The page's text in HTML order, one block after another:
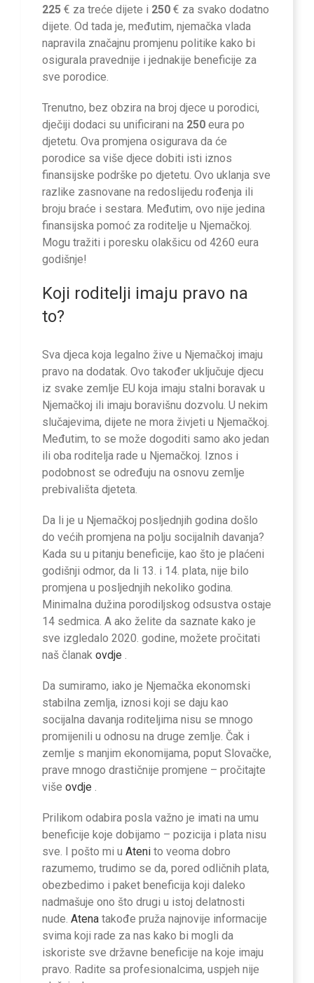
225 € za treće dijete i 250 € za svako dodatno
dijete. Od tada je, međutim, njemačka vlada
napravila značajnu promjenu politike kako bi
osigurala pravednije i jednakije beneficije za
sve porodice.
Trenutno, bez obzira na broj djece u porodici,
dječiji dodaci su unificirani na 250 eura po
djetetu. Ova promjena osigurava da će
porodice sa više djece dobiti isti iznos
finansijske podrške po djetetu. Ovo uklanja sve
razlike zasnovane na redoslijedu rođenja ili
broju braće i sestara. Međutim, ovo nije jedina
finansijska pomoć za roditelje u Njemačkoj.
Mogu tražiti i poresku olakšicu od 4260 eura
godišnje!
Koji roditelji imaju pravo na
to?
Sva djeca koja legalno žive u Njemačkoj imaju
pravo na dodatak. Ovo također uključuje djecu
iz svake zemlje EU koja imaju stalni boravak u
Njemačkoj ili imaju boravišnu dozvolu. U nekim
slučajevima, dijete ne mora živjeti u Njemačkoj.
Međutim, to se može dogoditi samo ako jedan
ili oba roditelja rade u Njemačkoj. Iznos i
podobnost se određuju na osnovu zemlje
prebivališta djeteta.
Da li je u Njemačkoj posljednjih godina došlo
do većih promjena na polju socijalnih davanja?
Kada su u pitanju beneficije, kao što je plaćeni
godišnji odmor, da li 13. i 14. plata, nije bilo
promjena u posljednjih nekoliko godina.
Minimalna dužina porodiljskog odsustva ostaje
14 sedmica. A ako želite da saznate kako je
sve izgledalo 2020. godine, možete pročitati
naš članak ovdje .
Da sumiramo, iako je Njemačka ekonomski
stabilna zemlja, iznosi koji se daju kao
socijalna davanja roditeljima nisu se mnogo
promijenili u odnosu na druge zemlje. Čak i
zemlje s manjim ekonomijama, poput Slovačke,
prave mnogo drastičnije promjene – pročitajte
više ovdje .
Prilikom odabira posla važno je imati na umu
beneficije koje dobijamo – pozicija i plata nisu
sve. I pošto mi u Ateni to veoma dobro
razumemo, trudimo se da, pored odličnih plata,
obezbedimo i paket beneficija koji daleko
nadmašuje ono što drugi u istoj delatnosti
nude. Atena takođe pruža najnovije informacije
svima koji rade za nas kako bi mogli da
iskoriste sve državne beneficije na koje imaju
pravo. Radite sa profesionalcima, uspjeh nije